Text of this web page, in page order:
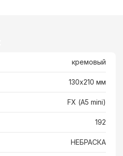
кремовый
130х210 мм
FX (А5 mini)
192
НЕБРАСКА